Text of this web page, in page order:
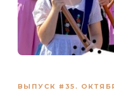
ВЫПУСК #35.